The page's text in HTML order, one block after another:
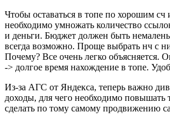
Чтобы оставаться в топе по хорошим сч
необходимо умножать количество
и деньги. Бюджет должен быть
всегда возможно. Проще выбрать нч с
Почему? Все очень легко объясняется.
-> долгое время нахождение в топе.
Из-за АГС от Яндекса, теперь важно
доходы, для чего необходимо
сделать по тому самому продвижению